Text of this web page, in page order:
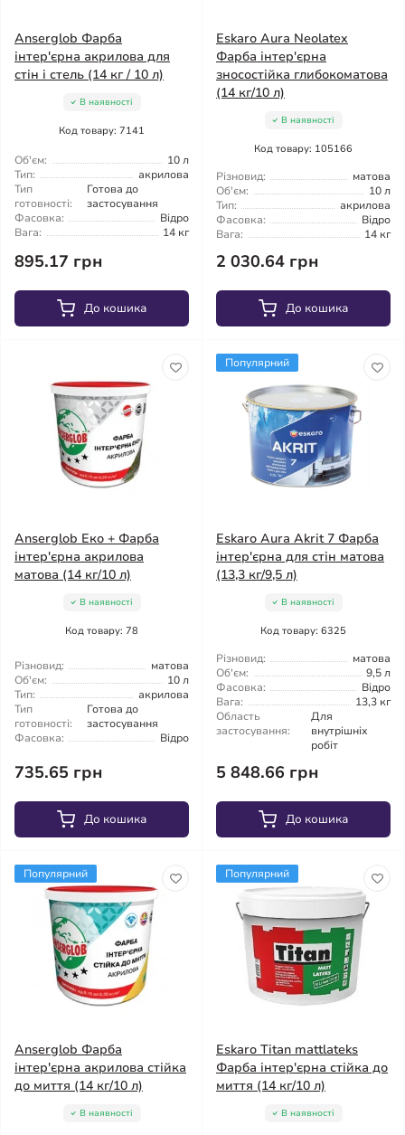
Anserglob Фарба
інтер'єрна акрилова для
стін і стель (14 кг / 10 л)
В наявності
Код товару: 7141
Об'єм:
10 л
Тип:
акрилова
Тип
готовності:
Готова до
застосування
Фасовка:
Відро
Вага:
14 кг
895.17 грн
До кошика
Eskaro Aura Neolatex
Фарба інтер'єрна
зносостійка глибокоматова
(14 кг/10 л)
В наявності
Код товару: 105166
Різновид:
матова
Об'єм:
10 л
Тип:
акрилова
Фасовка:
Відро
Вага:
14 кг
2 030.64 грн
До кошика
Anserglob Еко + Фарба
інтер'єрна акрилова
матова (14 кг/10 л)
В наявності
Код товару: 78
Різновид:
матова
Об'єм:
10 л
Тип:
акрилова
Тип
готовності:
Готова до
застосування
Фасовка:
Відро
735.65 грн
До кошика
Популярний
Eskaro Aura Akrit 7 Фарба
інтер'єрна для стін матова
(13,3 кг/9,5 л)
В наявності
Код товару: 6325
Різновид:
матова
Об'єм:
9,5 л
Фасовка:
Відро
Вага:
13,3 кг
Область
застосування:
Для
внутрішніх
робіт
5 848.66 грн
До кошика
Популярний
Anserglob Фарба
інтер'єрна акрилова стійка
до миття (14 кг/10 л)
В наявності
Популярний
Eskaro Titan mattlateks
Фарба інтер'єрна стійка до
миття (14 кг/10 л)
В наявності